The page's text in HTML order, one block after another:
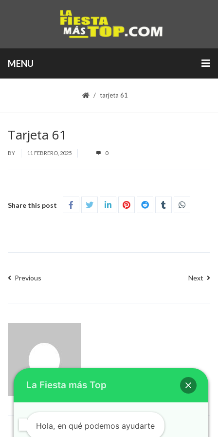
MENU
tarjeta 61
Tarjeta 61
BY 11 FEBRERO, 2025 0
Share this post
Previous Next
La Fiesta más Top
Hola, en qué podemos ayudarte